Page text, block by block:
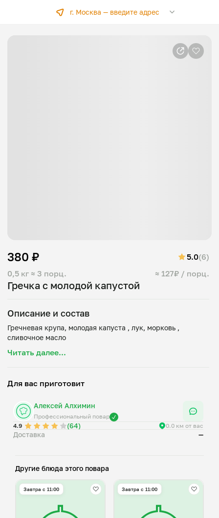
г. Москва —введите адрес
Гречка с молодой капустой
0,5 кг ≈ 3 порц. ≈ 127₽ / порц.
380 ₽ 5.0(6)
Описание и состав
Гречневая крупа, молодая капуста , лук, морковь ,
Читать далее...
Для вас приготовит
Алексей Алхимин
Профессиональный повар
4.9
(64) 0.0 км от вас
Доставка —
Другие блюда этого повара
Завтра c 11:00 Завтра c 11:00